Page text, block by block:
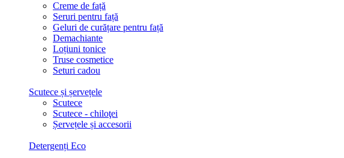
Creme de față
Seruri pentru față
Geluri de curățare pentru față
Demachiante
Loțiuni tonice
Truse cosmetice
Seturi cadou
Scutece și șervețele
Scutece
Scutece - chiloţei
Șervețele și accesorii
Detergenți Eco